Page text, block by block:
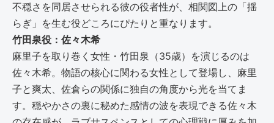
不穏さを同居させられる彼の役者性が、相関図上の「揺
らぎ」を生む役どころにぴたりと重なります。
竹田泉役：佐々木希
麻里子を取り巻く女性・竹田泉（35歳）を演じるのは
佐々木希。物語の核心に関わる女性として登場し、麻里
子と爽太、佐倉らの関係に独自の角度から光を当てま
す。穏やかさの裏に秘めた感情の波を表現できる佐々木